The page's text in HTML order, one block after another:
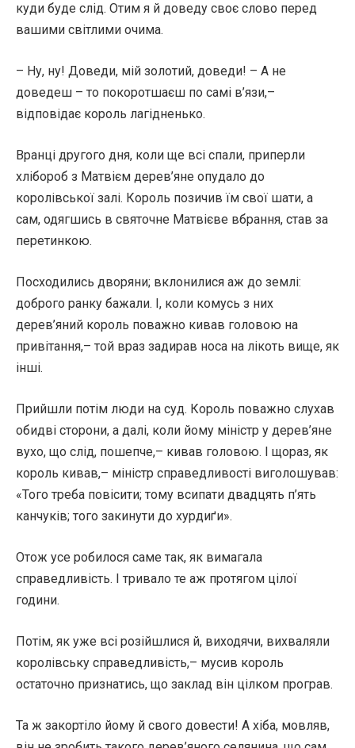
куди буде слід. Отим я й доведу своє слово перед
вашими світлими очима.
– Ну, ну! Доведи, мій золотий, доведи! – А не
доведеш – то покоротшаєш по самі в’язи,–
відповідає король лагідненько.
Вранці другого дня, коли ще всі спали, приперли
хлібороб з Матвієм дерев’яне опудало до
королівської залі. Король позичив їм свої шати, а
сам, одягшись в святочне Матвієве вбрання, став за
перетинкою.
Посходились дворяни; вклонилися аж до землі:
доброго ранку бажали. І, коли комусь з них
дерев’яний король поважно кивав головою на
привітання,– той враз задирав носа на лікоть вище, як
інші.
Прийшли потім люди на суд. Король поважно слухав
обидві сторони, а далі, коли йому міністр у дерев’яне
вухо, що слід, пошепче,– кивав головою. І щораз, як
король кивав,– міністр справедливості виголошував:
«Того треба повісити; тому всипати двадцять п’ять
канчуків; того закинути до хурдиґи».
Отож усе робилося саме так, як вимагала
справедливість. І тривало те аж протягом цілої
години.
Потім, як уже всі розійшлися й, виходячи, вихваляли
королівську справедливість,– мусив король
остаточно признатись, що заклад він цілком програв.
Та ж закортіло йому й свого довести! А хіба, мовляв,